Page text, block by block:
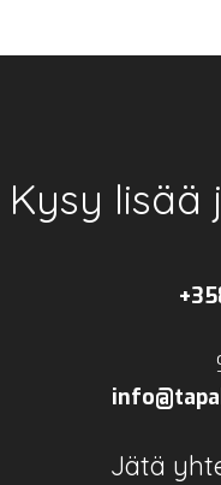
Kysy
Jätä